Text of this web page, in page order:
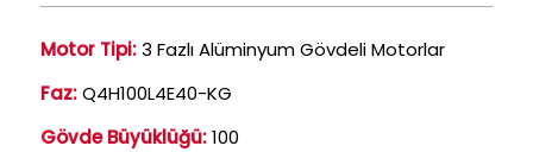
Motor Tipi:3 Fazlı Alüminyum Gövdeli Motorlar
Faz:Q4H100L4E40-KG
Gövde Büyüklüğü:100